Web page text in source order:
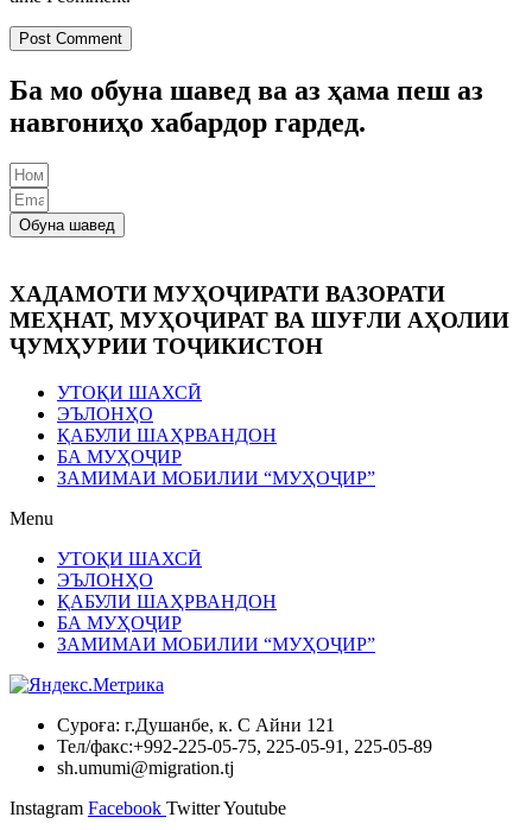
Ба мо обуна шавед ва аз ҳама пеш аз
навгониҳо хабардор гардед.
Обуна шавед
ХАДАМОТИ МУҲОҶИРАТИ ВАЗОРАТИ
МЕҲНАТ, МУҲОҶИРАТ ВА ШУҒЛИ АҲОЛИИ
ҶУМҲУРИИ ТОҶИКИСТОН
УТОҚИ ШАХСӢ
ЭЪЛОНҲО
ҚАБУЛИ ШАҲРВАНДОН
БА МУҲОҶИР
ЗАМИМАИ МОБИЛИИ “МУҲОҶИР”
Menu
УТОҚИ ШАХСӢ
ЭЪЛОНҲО
ҚАБУЛИ ШАҲРВАНДОН
БА МУҲОҶИР
ЗАМИМАИ МОБИЛИИ “МУҲОҶИР”
Суроға: г.Душанбе, к. С Айни 121
Тел/факс:+992-225-05-75, 225-05-91, 225-05-89
sh.umumi@migration.tj
Instagram Facebook TwitterYoutube